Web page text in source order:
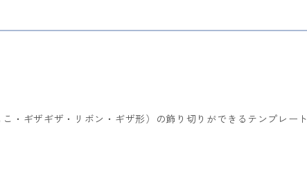
・ギザギザ・リボン・ギザ形）の飾り切りができるテンプレート